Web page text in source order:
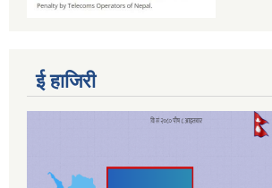
ई हाजिरी